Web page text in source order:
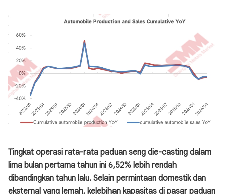
Tingkat operasi rata-rata paduan seng die-casting dalam
lima bulan pertama tahun ini 6,52% lebih rendah
dibandingkan tahun lalu. Selain permintaan domestik dan
eksternal yang lemah, kelebihan kapasitas di pasar paduan